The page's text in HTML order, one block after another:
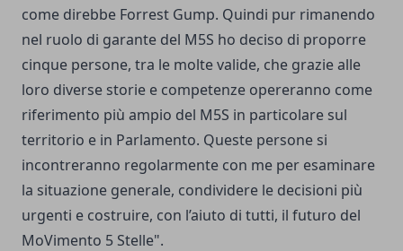
come direbbe Forrest Gump. Quindi pur rimanendo
nel ruolo di garante del M5S ho deciso di proporre
cinque persone, tra le molte valide, che grazie alle
loro diverse storie e competenze opereranno come
riferimento più ampio del M5S in particolare sul
territorio e in Parlamento. Queste persone si
incontreranno regolarmente con me per esaminare
la situazione generale, condividere le decisioni più
urgenti e costruire, con l’aiuto di tutti, il futuro del
MoVimento 5 Stelle".